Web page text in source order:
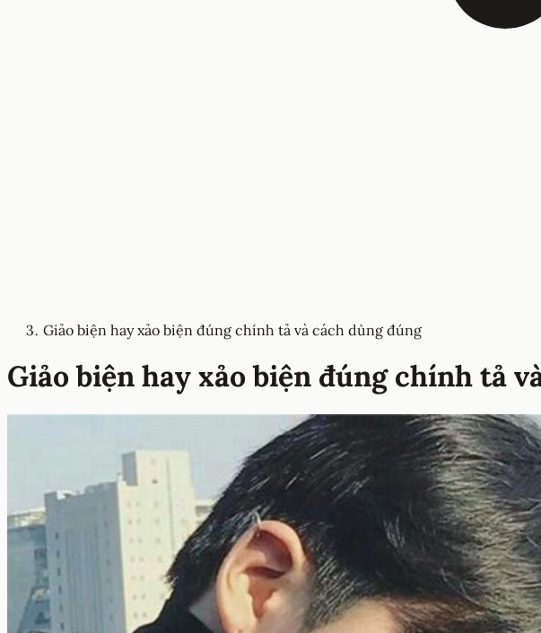
Giảo biện hay xảo biện đúng chính tả và cách dùng đúng
Giảo biện hay xảo biện đúng chính tả